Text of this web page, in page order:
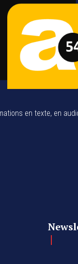
en texte, en